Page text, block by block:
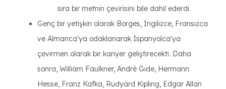
sıra bir metnin çevirisini bile dahil ederdi.
Genç bir yetişkin olarak Borges, İngilizce, Fransızca
ve Almanca'ya odaklanarak İspanyolca'ya
çevirmen olarak bir kariyer geliştirecekti. Daha
sonra, William Faulkner, André Gide, Hermann
Hesse, Franz Kafka, Rudyard Kipling, Edgar Allan